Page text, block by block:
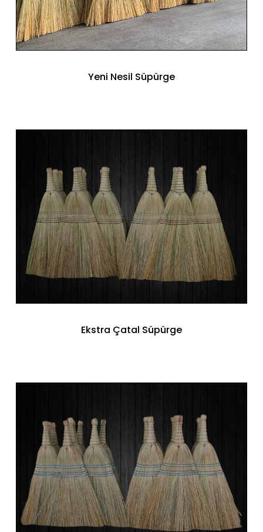
Yeni Nesil Süpürge
Ekstra Çatal Süpürge